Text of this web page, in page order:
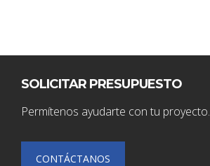
SOLICITAR PRESUPUESTO
Permítenos ayudarte con tu proyecto.
CONTÁCTANOS